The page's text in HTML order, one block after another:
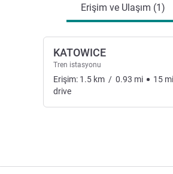
Erişim ve Ulaşım (1)
KATOWICE
Tren istasyonu
Erişim: 1.5 km / 0.93 mi 15
drive